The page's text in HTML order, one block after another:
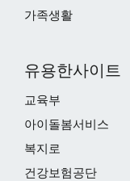
가족생활
유용한사이트
교육부
아이돌봄서비스
복지로
건강보험공단